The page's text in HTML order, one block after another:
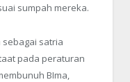
sumpah mereka.
satria
pada peraturan
BIma,